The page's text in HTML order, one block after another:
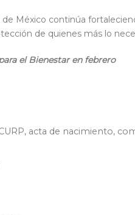
México continúa
de quienes más lo
elBienestaren febrero
acta de nacimiento,